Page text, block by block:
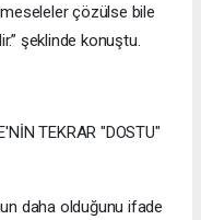
çözülse bile
şeklinde konuştu.
TEKRAR "DOSTU"
daha olduğunu ifade